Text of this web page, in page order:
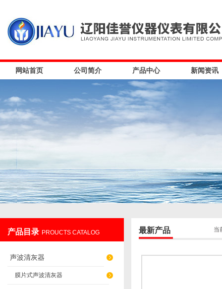
网站首页 公司简介 产品中心 新闻资讯
产品目录 PROUCTS CATALOG
声波清灰器
膜片式声波清灰器
当
最新产品